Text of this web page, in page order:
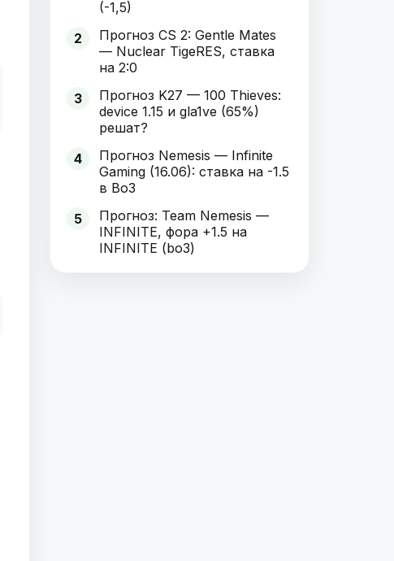
(-1,5)
2
Прогноз CS 2: Gentle Mates
— Nuclear TigeRES, ставка
на 2:0
3
Прогноз K27 — 100 Thieves:
device 1.15 и gla1ve (65%)
решат?
4
Прогноз Nemesis — Infinite
Gaming (16.06): ставка на -1.5
в Bo3
5
Прогноз: Team Nemesis —
INFINITE, фора +1.5 на
INFINITE (bo3)